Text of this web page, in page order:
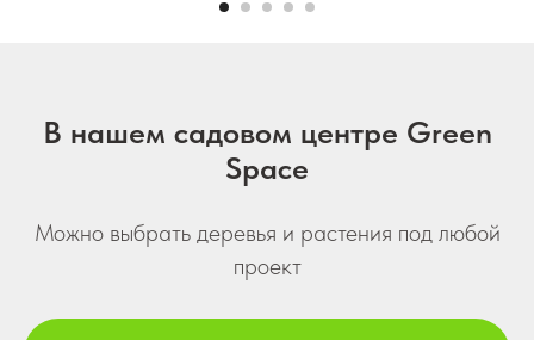
В нашем садовом центре Green
Space
Можно выбрать деревья и растения под любой
проект